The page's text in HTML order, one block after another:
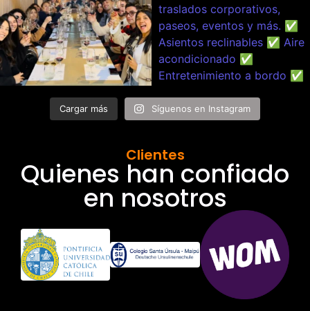
Cargar más Síguenos en Instagram
Clientes
Quienes han confiado
en nosotros